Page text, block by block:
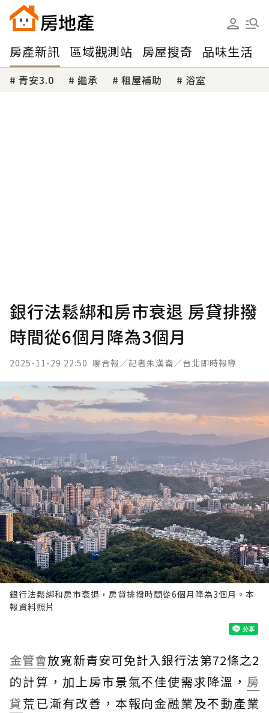
房產新訊 區域觀測站 房屋搜奇 品味生活
青安3.0 繼承 租屋補助 浴室
銀行法鬆綁和房市衰退 房貸排撥
時間從6個月降為3個月
2025-11-29 22:50 聯合報／記者朱漢崙／台北即時報導
銀行法鬆綁和房市衰退，房貸排撥時間從6個月降為3個月。本
報資料照片
金管會放寬新青安可免計入銀行法第72條之2
的計算，加上房市景氣不佳使需求降溫， 房
貸荒已漸有改善，本報向金融業及不動產業